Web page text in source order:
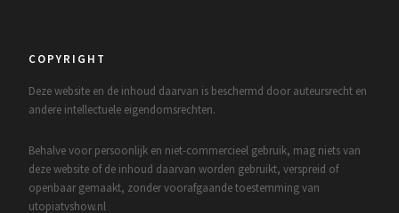
COPYRIGHT
Deze website en de inhoud daarvan is beschermd door auteursrecht en
andere intellectuele eigendomsrechten.
Behalve voor persoonlijk en niet-commercieel gebruik, mag niets van
deze website of de inhoud daarvan worden gebruikt, verspreid of
openbaar gemaakt, zonder voorafgaande toestemming van
utopiatvshow.nl